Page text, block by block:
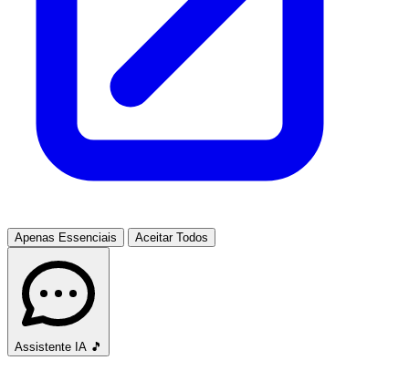
Apenas Essenciais Aceitar Todos
Assistente IA 🎵